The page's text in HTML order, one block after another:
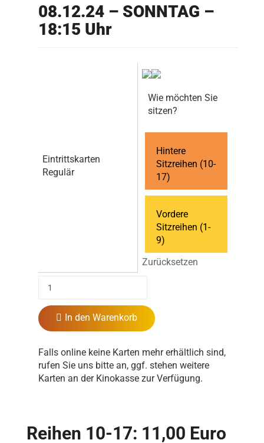
08.12.24 – SONNTAG –
18:15 Uhr
Eintrittskarten
Regulär
Wie möchten Sie
sitzen?
Hintere
Sitzreihen (10-
17)
Vordere
Sitzreihen (1-
9)
Zurücksetzen
In den Warenkorb
Falls online keine Karten mehr erhältlich sind,
rufen Sie uns bitte an, ggf. stehen weitere
Karten an der Kinokasse zur Verfügung.
Reihen 10-17: 11,00 Euro